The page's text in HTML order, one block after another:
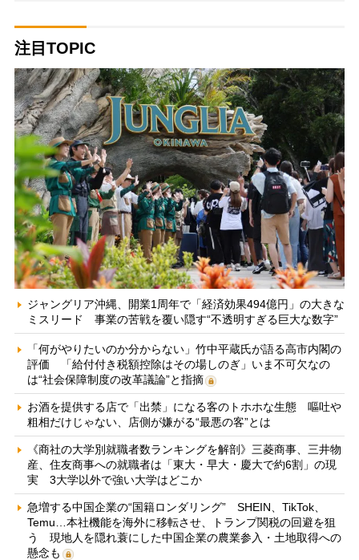
注目TOPIC
ジャングリア沖縄、開業1周年で「経済効果494億円」の大きな
ミスリード 事業の苦戦を覆い隠す“不透明すぎる巨大な数字”
「何がやりたいのか分からない」竹中平蔵氏が語る高市内閣の
評価 「給付付き税額控除はその場しのぎ」いま不可欠なの
は“社会保障制度の改革議論”と指摘
お酒を提供する店で「出禁」になる客のトホホな生態 嘔吐や
粗相だけじゃない、店側が嫌がる“最悪の客”とは
《商社の大学別就職者数ランキングを解剖》三菱商事、三井物
産、住友商事への就職者は「東大・早大・慶大で約6割」の現
実 3大学以外で強い大学はどこか
急増する中国企業の“国籍ロンダリング” SHEIN、TikTok、
Temu…本社機能を海外に移転させ、トランプ関税の回避を狙
う 現地人を隠れ蓑にした中国企業の農業参入・土地取得への
懸念も